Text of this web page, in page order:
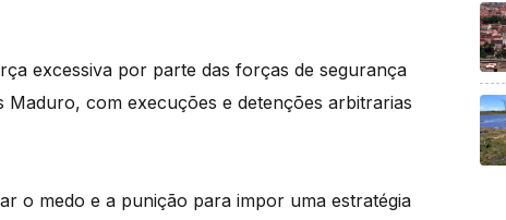
excessiva por parte das forças de segurança
com execuções e detenções arbitrarias
o medo e a punição para impor uma estratégia